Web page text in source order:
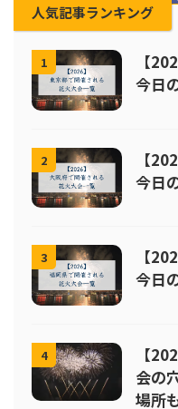
人気記事ランキング
1
【
今日
2
【
今日
3
【
今日
4
【
会の
場所